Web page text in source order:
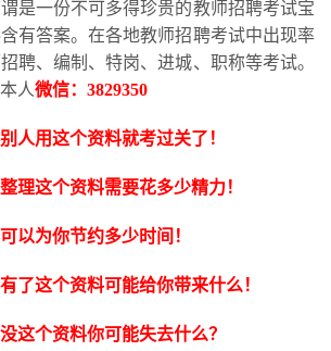
是一份不可多得珍贵的教师招聘考试宝
有答案。在各地教师招聘考试中出现率
聘、编制、特岗、进城、职称等考试。
人微信： 3829350
用这个资料就考过关了！
这个资料需要花多少精力！
为你节约多少时间！
这个资料可能给你带来什么！
个资料你可能失去什么？